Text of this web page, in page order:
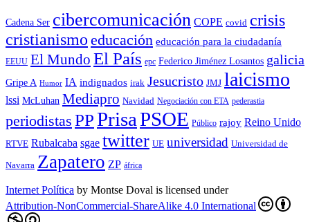
Cadena Ser cibercomunicación COPE covid crisis
cristianismo educación educación para la ciudadaní­a
EEUU El Mundo El País epc Federico Jiménez Losantos galicia
Gripe A Humor IA indignados irak Jesucristo JMJ laicismo
lssi McLuhan Mediapro Navidad Negociación con ETA pederastia
periodistas PPPrisaPSOE Público rajoy Reino Unido
RTVE Rubalcaba sgae twitter UE universidad Universidad de
Navarra Zapatero ZP áfrica
Internet Política by Montse Doval is licensed under
Attribution-NonCommercial-ShareAlike 4.0 International